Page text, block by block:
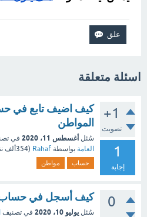
اسئلة متعلقة
+1
تصويت
1
إجابة
كيف اضيف تابع في
المواطن
سُئل أغسطس 11، 2020 في
العامة بواسطة Rahaf
(354ألف
حساب مواطن
0 كيف أسجل في حساب
سُئل يوليو 10، 2020 في تصنيف